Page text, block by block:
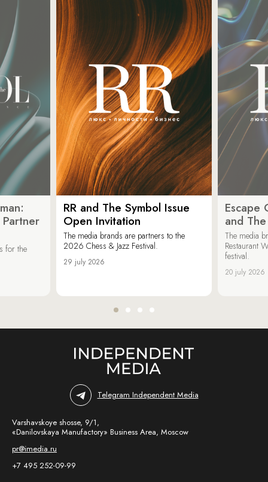
Partner
for the
RR and The Symbol Issue
Open Invitation
The media brands are partners to the
2026 Chess & Jazz Festival.
29 july 2026
Escape
and
The media
Restaurant
festival.
20 july 2026
Telegram Independent Media
Varshavskoye shosse, 9/1,
«Danilovskaya Manufactory» Business Area, Moscow
pr@imedia.ru
+7 495 252-09-99